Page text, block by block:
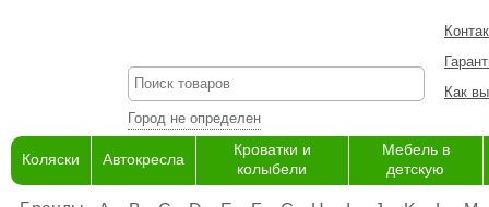
Город не определен
Как
Коляски Автокресла
Кроватки и
колыбели
Мебель в
детскую